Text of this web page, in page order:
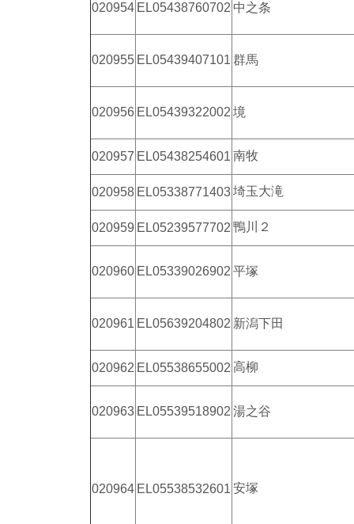
020954 EL05438760702 中之条
020955 EL05439407101 群馬
020956 EL05439322002 境
020957 EL05438254601 南牧
020958 EL05338771403埼玉大滝
020959 EL05239577702 鴨川２
020960 EL05339026902 平塚
020961 EL05639204802 新潟下田
020962 EL05538655002 高柳
020963 EL05539518902 湯之谷
020964 EL05538532601 安塚